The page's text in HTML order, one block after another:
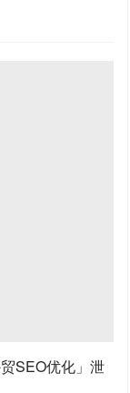
SEO优化」泄